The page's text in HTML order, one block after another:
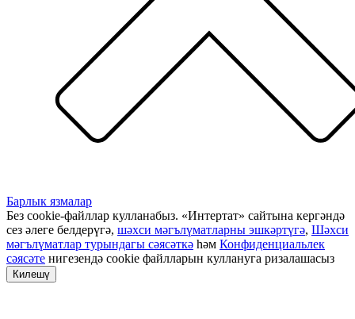
Барлык язмалар
Без cookie-файллар кулланабыз. «Интертат» сайтына кергәндә
сез әлеге белдерүгә, шәхси мәгълүматларны эшкәртүгә, Шәхси
мәгълүматлар турындагы сәясәткә һәм Конфиденциальлек
сәясәте нигезендә cookie файлларын куллануга ризалашасыз
Килешү